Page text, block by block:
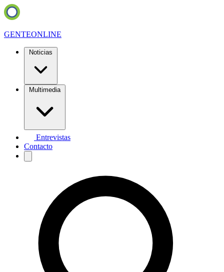
GENTEONLINE
Noticias
Multimedia
Entrevistas
Contacto